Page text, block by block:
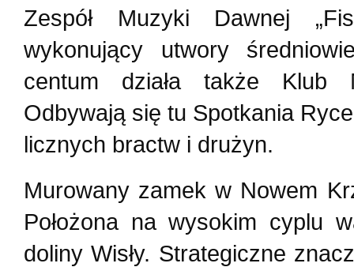
Zespół Muzyki Dawnej
wykonujący utwory
centum działa także Klub
Odbywają się tu Spotkania
licznych bractw i drużyn.
Murowany zamek w Nowem
Położona na wysokim cyplu
doliny Wisły. Strategiczne